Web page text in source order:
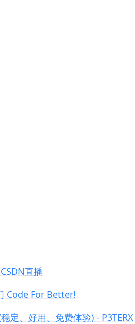
直播
Code For Better!
定、好用、免费体验) -